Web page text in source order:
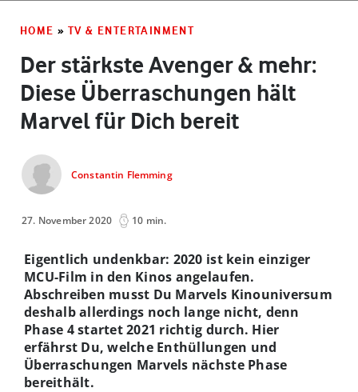
HOME » TV & ENTERTAINMENT
Der stärkste Avenger & mehr:
Diese Überraschungen hält
Marvel für Dich bereit
Constantin Flemming
27. November 2020 10 min.
Eigentlich undenkbar: 2020 ist kein einziger
MCU-Film in den Kinos angelaufen.
Abschreiben musst Du Marvels Kinouniversum
deshalb allerdings noch lange nicht, denn
Phase 4 startet 2021 richtig durch. Hier
erfährst Du, welche Enthüllungen und
Überraschungen Marvels nächste Phase
bereithält.